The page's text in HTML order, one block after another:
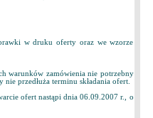
w druku oferty oraz we wzorze
warunków zamówienia nie potrzebny
przedłuża terminu składania ofert.
ofert nastąpi dnia 06.09.2007 r., o